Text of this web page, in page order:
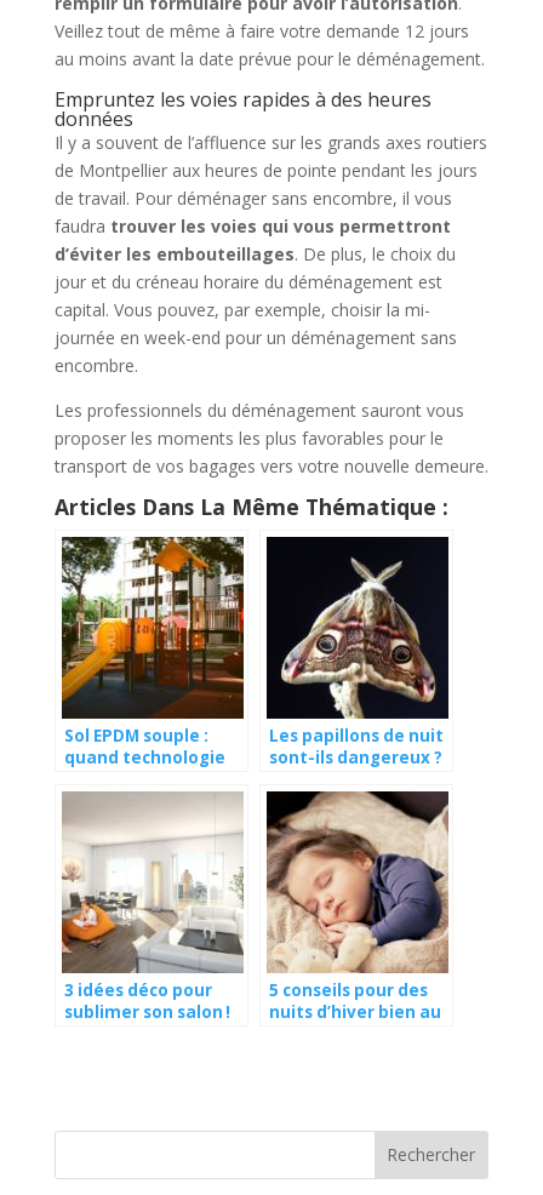
Veillez tout de même à faire votre demande 12 jours
au moins avant la date prévue pour le déménagement.
Empruntez les voies rapides à des heures
données
Il y a souvent de l’affluence sur les grands axes routiers
de Montpellier aux heures de pointe pendant les jours
de travail. Pour déménager sans encombre, il vous
faudra trouver les voies qui vous permettront
d’éviter les embouteillages. De plus, le choix du
jour et du créneau horaire du déménagement est
capital. Vous pouvez, par exemple, choisir la mi-
journée en week-end pour un déménagement sans
encombre.
Les professionnels du déménagement sauront vous
proposer les moments les plus favorables pour le
transport de vos bagages vers votre nouvelle demeure.
Articles Dans La Même Thématique :
Sol EPDM souple :
quand technologie
créer des sols
uniques
Les papillons de nuit
sont-ils dangereux ?
3 idées déco pour
sublimer son salon !
5 conseils pour des
nuits d’hiver bien au